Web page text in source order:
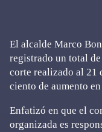
El alcalde Marco
registrado un total de
corte realizado al 21
ciento de aumento
Enfatizó en que el
organizada es